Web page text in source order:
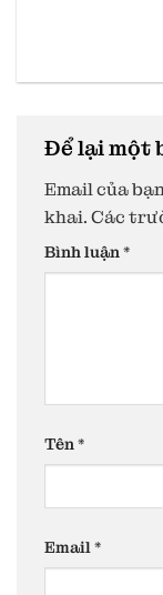
Để lại một
Email của
khai.Các
Bình luận*
Tên*
Email*